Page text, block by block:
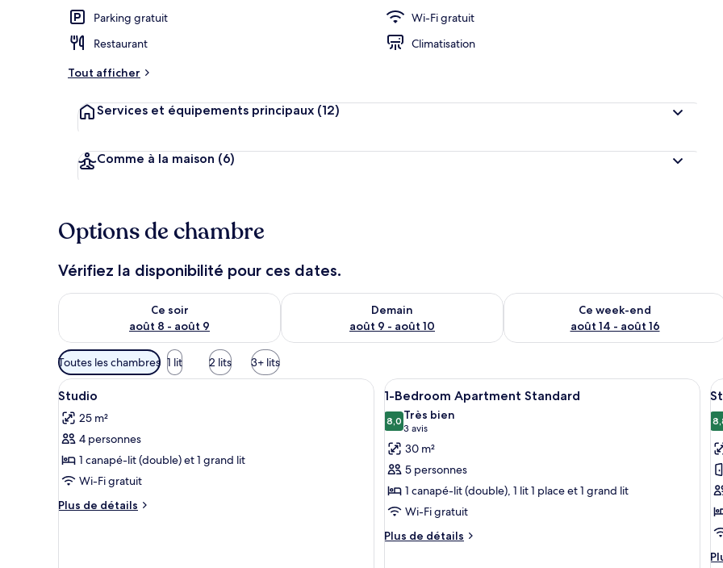
Parking gratuit
Wi-Fi gratuit
Restaurant
Climatisation
Tout afficher
Services et équipements principaux (12)
Comme à la maison (6)
Options de chambre
Vérifiez la disponibilité pour ces dates.
Ce soir
août 8 - août 9
Vérifier la disponibilité pour ce soir août 8 - août 9
Demain
août 9 - août 10
Vérifier la disponibilité pour demain août 9 - août 10
Ce week-end
août 14 - août 16
Vérifier la disponibilité pour ce week-
Filtres
disponibles
pour
les
chambres
Toutes les chambres 1 lit 2 lits 3+ lits
Afficher
toutes
les
photos
pour
ce
type
de
Coffres-forts dans les chambres, bureau, rideaux occultants
6
Studio
25 m²
4 personnes
1 canapé-lit (double) et 1 grand lit
Wi-Fi gratuit
Plus de détails
Plus
Afficher
toutes
les
photos
pour
ce
type
de
chambre :
Coffres-forts dans les chambres,
6
1-Bedroom Apartment Standard
8,08,0 sur 10
Très bien
3 avis
(3 avis)
30 m²
5 personnes
1 canapé-lit (double), 1 lit 1 place et 1 grand lit
Wi-Fi gratuit
Plus de détails
Plus